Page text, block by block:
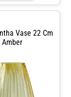
Vase 22 Cm
Amber